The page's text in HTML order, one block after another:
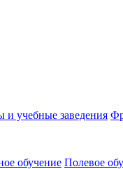
и учебные заведения
обучение Полевое